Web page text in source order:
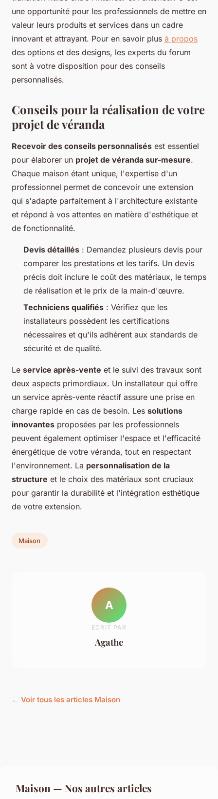
une opportunité pour les professionnels de mettre en
valeur leurs produits et services dans un cadre
innovant et attrayant. Pour en savoir plus à propos
des options et des designs, les experts du forum
sont à votre disposition pour des conseils
personnalisés.
Conseils pour la réalisation de votre
projet de véranda
Recevoir des conseils personnalisés est essentiel
pour élaborer un projet de véranda sur-mesure.
Chaque maison étant unique, l'expertise d'un
professionnel permet de concevoir une extension
qui s'adapte parfaitement à l'architecture existante
et répond à vos attentes en matière d'esthétique et
de fonctionnalité.
Devis détaillés : Demandez plusieurs devis pour
comparer les prestations et les tarifs. Un devis
précis doit inclure le coût des matériaux, le temps
de réalisation et le prix de la main-d'œuvre.
Techniciens qualifiés : Vérifiez que les
installateurs possèdent les certifications
nécessaires et qu'ils adhèrent aux standards de
sécurité et de qualité.
Le service après-vente et le suivi des travaux sont
deux aspects primordiaux. Un installateur qui offre
un service après-vente réactif assure une prise en
charge rapide en cas de besoin. Les solutions
innovantes proposées par les professionnels
peuvent également optimiser l'espace et l'efficacité
énergétique de votre véranda, tout en respectant
l'environnement. La personnalisation de la
structure et le choix des matériaux sont cruciaux
pour garantir la durabilité et l'intégration esthétique
de votre extension.
Maison
A
ECRIT PAR
Agathe
← Voir tous les articles Maison
Maison — Nos autres articles